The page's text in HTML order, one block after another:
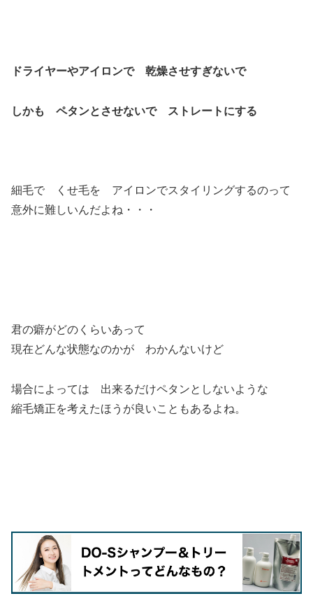
ドライヤーやアイロンで 乾燥させすぎないで
しかも ペタンとさせないで ストレートにする
細毛で くせ毛を アイロンでスタイリングするのって
意外に難しいんだよね・・・
君の癖がどのくらいあって
現在どんな状態なのかが わかんないけど
場合によっては 出来るだけペタンとしないような
縮毛矯正を考えたほうが良いこともあるよね。